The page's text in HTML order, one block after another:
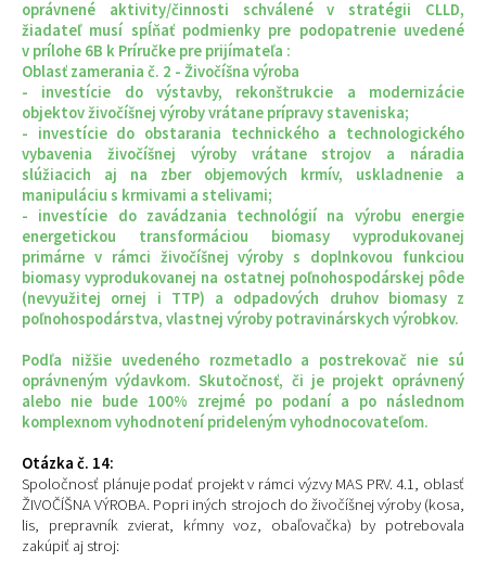
oprávnené aktivity/činnosti schválené v stratégii CLLD,
žiadateľ musí spĺňať podmienky pre podopatrenie uvedené
v prílohe 6B k Príručke pre prijímateľa :
Oblasť zamerania č. 2 - Živočíšna výroba
- investície do výstavby, rekonštrukcie a modernizácie
objektov živočíšnej výroby vrátane prípravy staveniska;
- investície do obstarania technického a technologického
vybavenia živočíšnej výroby vrátane strojov a náradia
slúžiacich aj na zber objemových krmív, uskladnenie a
manipuláciu s krmivami a stelivami;
- investície do zavádzania technológií na výrobu energie
energetickou transformáciou biomasy vyprodukovanej
primárne v rámci živočíšnej výroby s doplnkovou funkciou
biomasy vyprodukovanej na ostatnej poľnohospodárskej pôde
(nevyužitej ornej i TTP) a odpadových druhov biomasy z
poľnohospodárstva, vlastnej výroby potravinárskych výrobkov.
Podľa nižšie uvedeného rozmetadlo a postrekovač nie sú
oprávneným výdavkom. Skutočnosť, či je projekt oprávnený
alebo nie bude 100% zrejmé po podaní a po následnom
komplexnom vyhodnotení prideleným vyhodnocovateľom.
Otázka č. 14:
Spoločnosť plánuje podať projekt v rámci výzvy MAS PRV. 4.1, oblasť
ŽIVOČÍŠNA VÝROBA. Popri iných strojoch do živočíšnej výroby (kosa,
lis, prepravník zvierat, kŕmny voz, obaľovačka) by potrebovala
zakúpiť aj stroj: